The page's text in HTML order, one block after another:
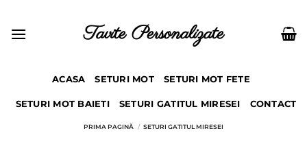
content
Tavite Personalizate
ACASA SETURI MOT SETURI MOT FETE
SETURI MOT BAIETI SETURI GATITUL MIRESEI CONTACT
PRIMA PAGINĂ / SETURI GATITUL MIRESEI